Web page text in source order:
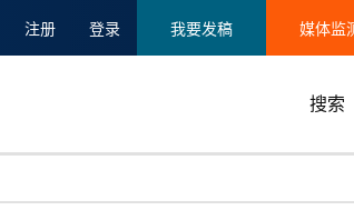
注册 登录 我要发稿 媒体监
搜索